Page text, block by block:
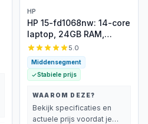
HP
HP 15-fd1068nw: 14-core
laptop, 24GB RAM,
512GB SSD5.0
Middensegment
Stabiele prijs
WAAROM DEZE?
Bekijk specificaties en
actuele prijs voordat je